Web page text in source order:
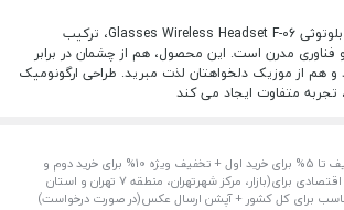
عینک آفتابی و هدفون بلوتوثی Glasses Wireless Headset F-06، ترکیب
مدرن است. این محصول، هم از چشمان در برابر
هم از موزیک‌ دلخواهتان لذت مبرید. طراحی ارگونومیک
متفاوت ایجاد می کند
امتیازات این خرید: تخفیف تا 5% برای خرید اول + تخفیف ویژه 10% برای خرید دوم و
بالاتر(با هماهنگی) + ارسال اقتصادی برای(بازار، مرکز شهرتهران، منطقه 7 تهران و استان
برای کل کشور + آپشن ارسال عکس(در صورت درخواست)